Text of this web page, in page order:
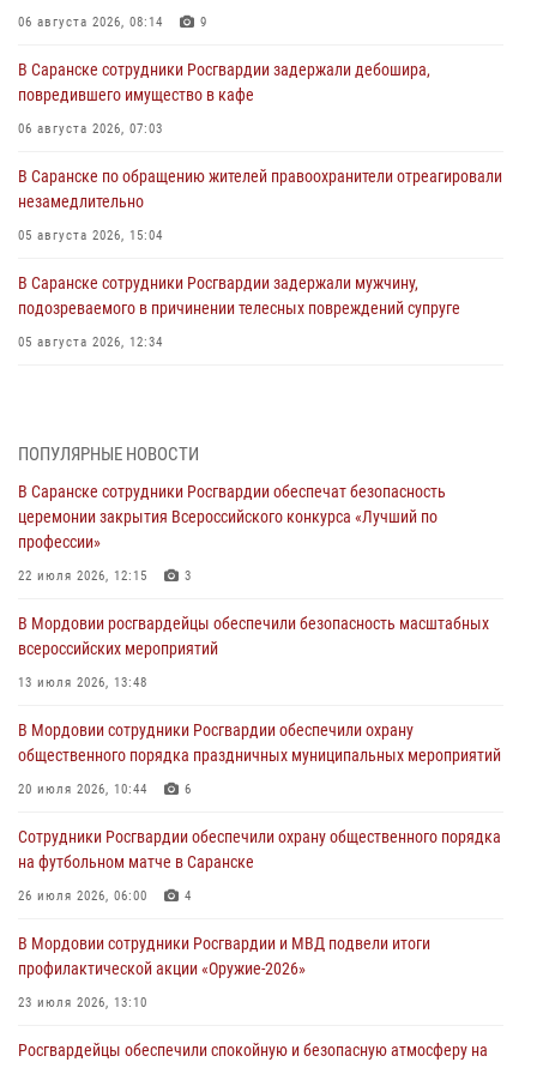
06 августа 2026, 08:14 9
В Саранске сотрудники Росгвардии задержали дебошира,
повредившего имущество в кафе
06 августа 2026, 07:03
В Саранске по обращению жителей правоохранители отреагировали
незамедлительно
05 августа 2026, 15:04
В Саранске сотрудники Росгвардии задержали мужчину,
подозреваемого в причинении телесных повреждений супруге
05 августа 2026, 12:34
05 августа 2026, 09:04 4
Помощь из Мордовии защитникам Отечества: центр лицензионно-
разрешительной работы передал очередную партию вооружения в
зону СВО
04 августа 2026, 11:13
Сотрудники Росгвардии Мордовии стали призерами
республиканских соревнований по служебному шестиборью
04 августа 2026, 08:27
В Саранске росгвардейцы пресекли нарушение правопорядка:
«отдых» на лавочке закончился в отделе полиции
04 августа 2026, 07:06
В Саранске сотрудники Росгвардии задержали гражданина за
нанесение побоев
03 августа 2026, 08:58
ПОПУЛЯРНЫЕ НОВОСТИ
В Саранске сотрудники Росгвардии обеспечат безопасность
церемонии закрытия Всероссийского конкурса «Лучший по
профессии»
22 июля 2026, 12:15 3
В Мордовии росгвардейцы обеспечили безопасность масштабных
всероссийских мероприятий
13 июля 2026, 13:48
В Мордовии сотрудники Росгвардии обеспечили охрану
общественного порядка праздничных муниципальных мероприятий
20 июля 2026, 10:44 6
Сотрудники Росгвардии обеспечили охрану общественного порядка
на футбольном матче в Саранске
26 июля 2026, 06:00 4
В Мордовии сотрудники Росгвардии и МВД подвели итоги
профилактической акции «Оружие‑2026»
23 июля 2026, 13:10
Росгвардейцы обеспечили спокойную и безопасную атмосферу на